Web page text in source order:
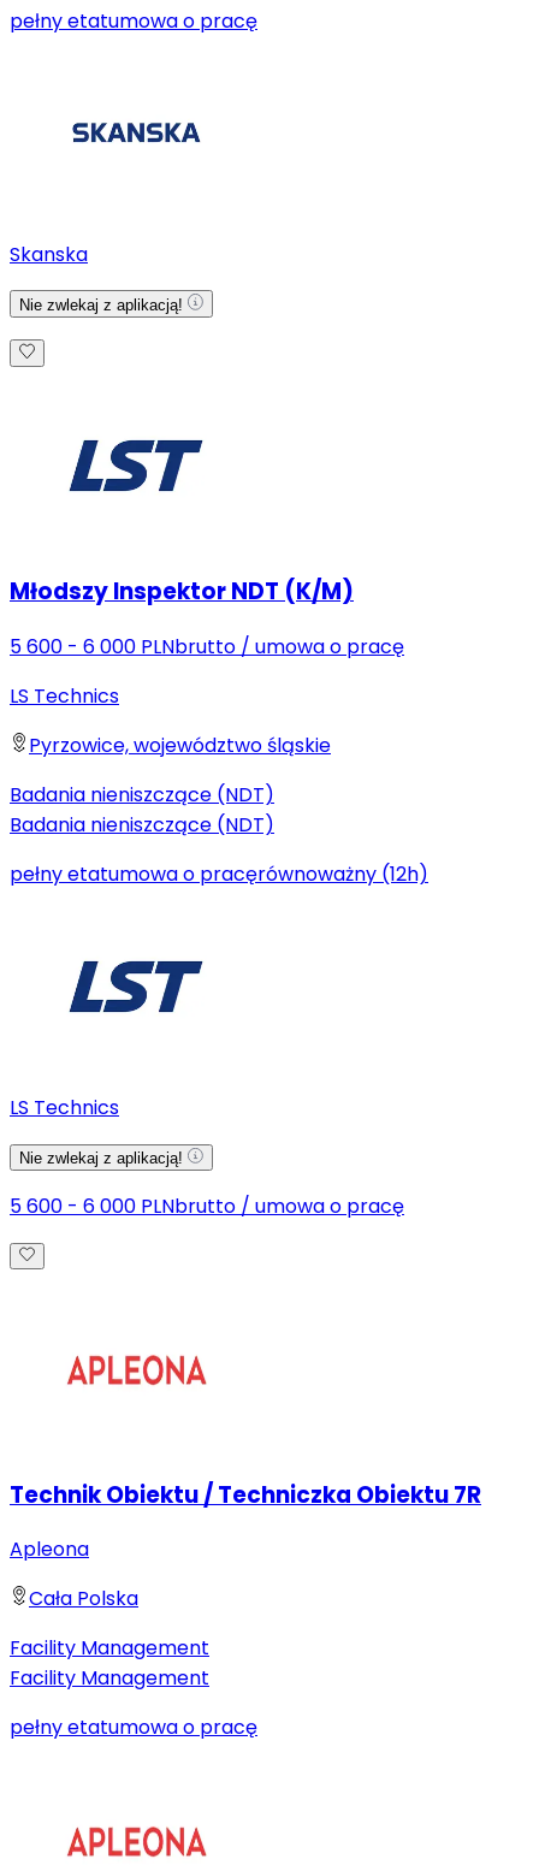
pełny etatumowa o pracę
Skanska
Nie zwlekaj z aplikacją!
Młodszy Inspektor NDT (K/M)
5 600 - 6 000 PLNbrutto / umowa o pracę
LS Technics
Pyrzowice, województwo śląskie
Badania nieniszczące (NDT)
Badania nieniszczące (NDT)
pełny etatumowa o pracęrównoważny (12h)
LS Technics
Nie zwlekaj z aplikacją!
5 600 - 6 000 PLNbrutto / umowa o pracę
Technik Obiektu / Techniczka Obiektu 7R
Apleona
Cała Polska
Facility Management
Facility Management
pełny etatumowa o pracę